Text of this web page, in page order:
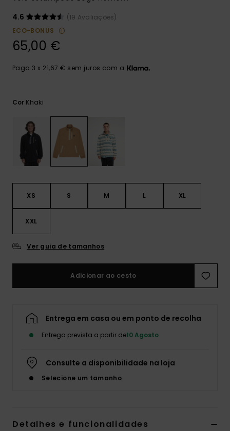
Encontra
respostas
para as
formulário de
4.6
(19 Avaliações)
ECO-BONUS
65,00 €
Paga 3 x 21,67 € sem juros com a
Cor Khaki
XS S M L XL
XXL
Ver guia de tamanhos
Adicionar ao cesto
Entrega em casa ou em ponto de recolha
Entrega prevista a partir de10 Agosto
Consulte a disponibilidade na loja
Selecione um tamanho
Detalhes e funcionalidades